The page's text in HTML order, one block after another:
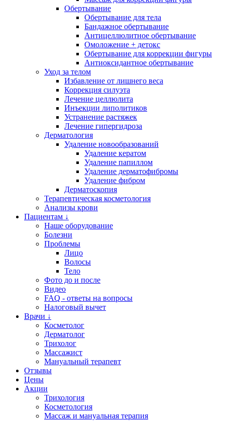
Обертывание
Обертывание для тела
Бандажное обертывание
Антицеллюлитное обертывание
Омоложение + детокс
Обертывание для коррекции фигуры
Антиоксидантное обертывание
Уход за телом
Избавление от лишнего веса
Коррекция силуэта
Лечение целлюлита
Инъекции липолитиков
Устранение растяжек
Лечение гипергидроза
Дерматология
Удаление новообразований
Удаление кератом
Удаление папиллом
Удаление дерматофибромы
Удаление фибром
Дерматоскопия
Терапевтическая косметология
Анализы крови
Пациентам ↓
Наше оборудование
Болезни
Проблемы
Лицо
Волосы
Тело
Фото до и после
Видео
FAQ - ответы на вопросы
Налоговый вычет
Врачи ↓
Косметолог
Дерматолог
Трихолог
Массажист
Мануальный терапевт
Отзывы
Цены
Акции
Трихология
Косметология
Массаж и мануальная терапия